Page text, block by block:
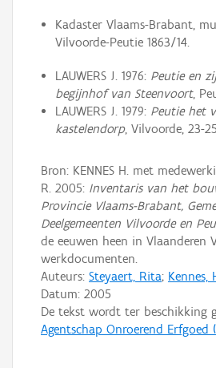
Kadaster Vlaams-Brabant,
Vilvoorde-Peutie 1863/14.
LAUWERS J. 1976: Peutie en
begijnhof van Steenvoort,
LAUWERS J. 1979: Peutie het
kastelendorp, Vilvoorde, 23-
Bron: KENNES H. met
R. 2005: Inventaris van het
Provincie Vlaams-Brabant,
Deelgemeenten Vilvoorde en
de eeuwen heen in Vlaanderen
werkdocumenten.
Auteurs: Steyaert, Rita; Kennes,
Datum: 2005
De tekst wordt ter beschikking
Agentschap Onroerend Erfgoed